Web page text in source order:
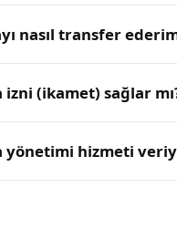
nasıl transfer
(ikamet) sağlar
yönetimi hizmeti